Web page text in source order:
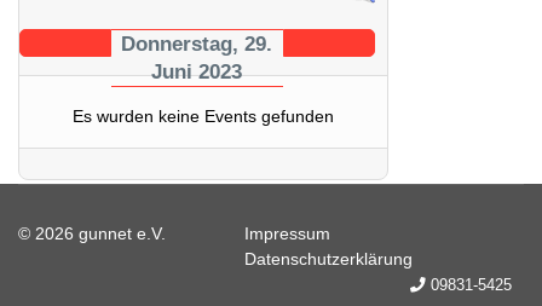
Donnerstag, 29.
Juni 2023
Es wurden keine Events gefunden
© 2026 gunnet e.V.
Impressum
Datenschutzerklärung
09831-5425